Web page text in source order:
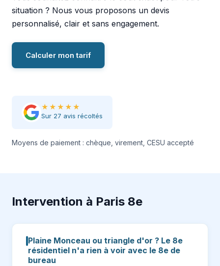
situation ? Nous vous proposons un devis
personnalisé, clair et sans engagement.
Calculer mon tarif
★★★★★
Sur 27 avis récoltés
Moyens de paiement : chèque, virement, CESU accepté
Intervention à Paris 8e
Plaine Monceau ou triangle d'or ? Le 8e
résidentiel n'a rien à voir avec le 8e de
bureau